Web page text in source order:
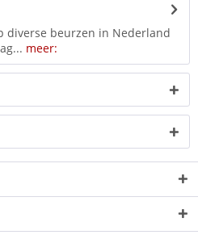
diverse beurzen in Nederland
meer: